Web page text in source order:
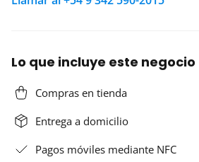
Lo que incluye este negocio
Compras en tienda
Entrega a domicilio
Pagos móviles mediante NFC